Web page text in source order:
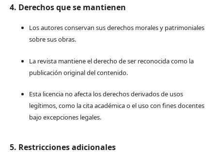
4. Derechos que se mantienen
Los autores conservan sus derechos morales y patrimoniales
sobre sus obras.
La revista mantiene el derecho de ser reconocida como la
publicación original del contenido.
Esta licencia no afecta los derechos derivados de usos
legítimos, como la cita académica o el uso con fines docentes
bajo excepciones legales.
5. Restricciones adicionales